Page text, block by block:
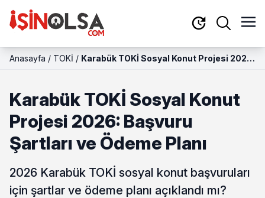
Anasayfa / TOKİ / Karabük TOKİ Sosyal Konut Projesi 2026:
Karabük TOKİ Sosyal Konut
Projesi 2026: Başvuru
Şartları ve Ödeme Planı
2026 Karabük TOKİ sosyal konut başvuruları
için şartlar ve ödeme planı açıklandı mı?